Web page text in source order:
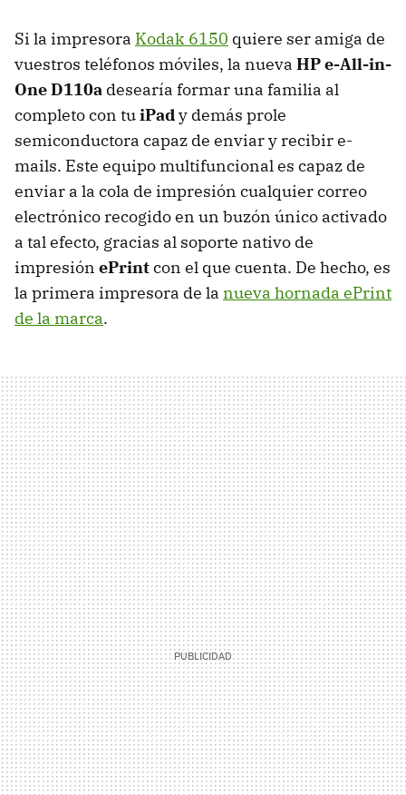
Si la impresora Kodak 6150 quiere ser amiga de
vuestros teléfonos móviles, la nueva HP e-All-in-
One D110a desearía formar una familia al
completo con tuiPady demás prole
semiconductora capaz de enviar y recibir e-
mails. Este equipo multifuncional es capaz de
enviar a la cola de impresión cualquier correo
electrónico recogido en un buzón único activado
a tal efecto, gracias al soporte nativo de
impresión ePrintcon el que cuenta. De hecho, es
la primera impresora de la nueva hornada ePrint
de la marca.